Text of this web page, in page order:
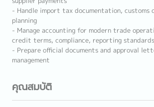
- Handle import tax documentation, customs
planning
- Manage accounting for modern trade
credit terms, compliance, reporting
- Prepare official documents and approval
management
คุณสมบัติ